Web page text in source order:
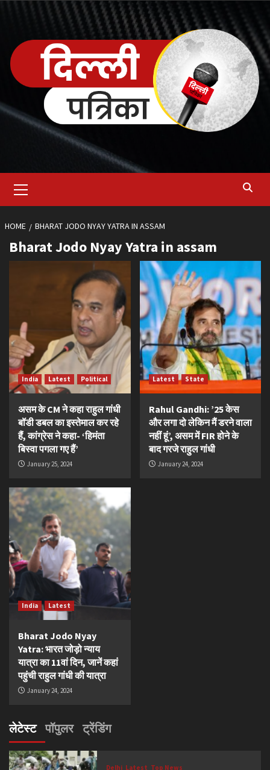
content
Menu
HOME BHARAT JODO NYAY YATRA IN ASSAM
Bharat Jodo Nyay Yatra in assam
India Latest Political
असम के CM ने कहा राहुल गांधी
बॉडी डबल का इस्तेमाल कर रहे
हैं, कांग्रेस ने कहा- ‘हिमंता
बिस्वा पगला गए हैं’
January 25, 2024
Latest State
Rahul Gandhi: ’25 केस
और लगा दो लेकिन मैं डरने वाला
नहीं हूं’, असम में FIR होने के
बाद गरजे राहुल गांधी
January 24, 2024
India Latest
Bharat Jodo Nyay
Yatra: भारत जोड़ो न्याय
यात्रा का 11वां दिन, जानें कहां
पहुंची राहुल गांधी की यात्रा
January 24, 2024
लेटेस्ट पॉपुलर ट्रेंडिंग
Delhi Latest Top News